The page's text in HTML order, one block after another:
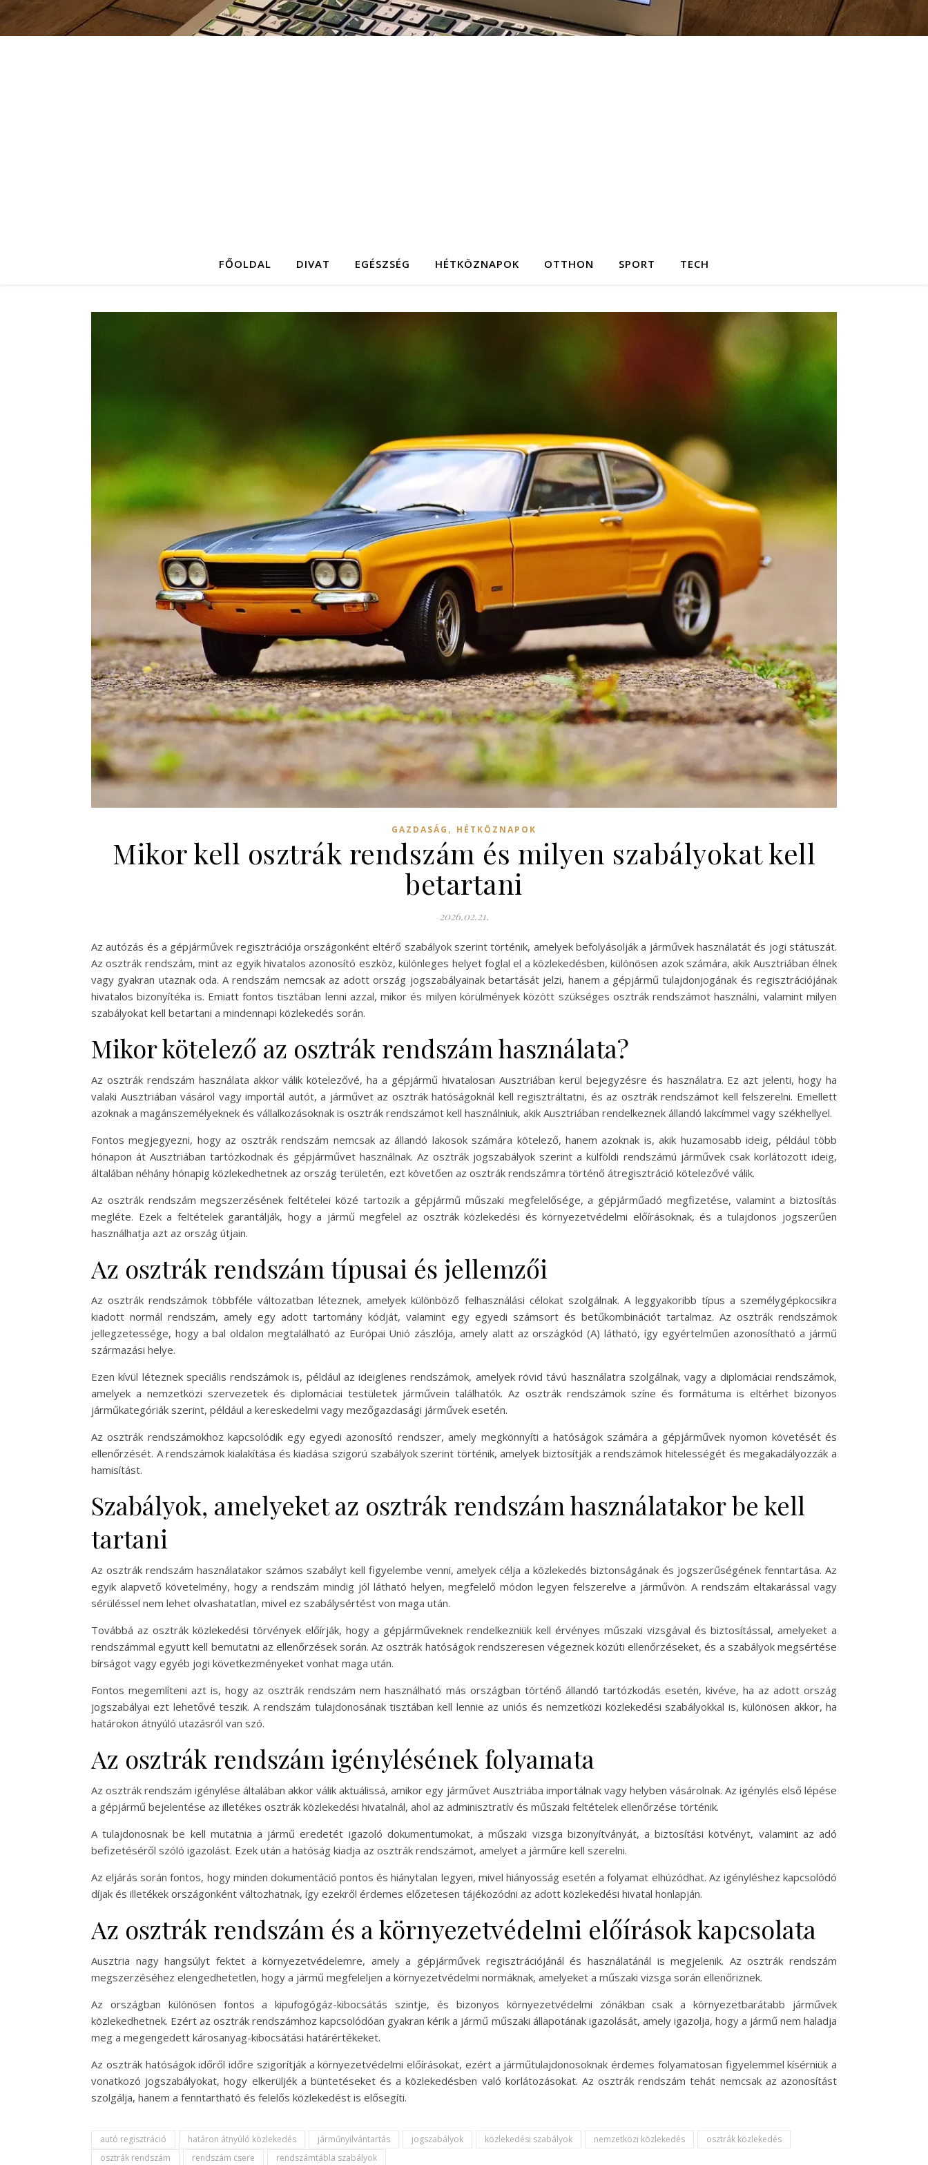
FŐOLDAL DIVAT EGÉSZSÉG HÉTKÖZNAPOK OTTHON SPORT TECH
GAZDASÁG , HÉTKÖZNAPOK
Mikor kell osztrák rendszám és milyen szabályokat kell
betartani
2026.02.21.
Az autózás és a gépjárművek regisztrációja országonként eltérő szabályok szerint történik, amelyek befolyásolják a járművek használatát és jogi státuszát.
Az osztrák rendszám, mint az egyik hivatalos azonosító eszköz, különleges helyet foglal el a közlekedésben, különösen azok számára, akik Ausztriában élnek
vagy gyakran utaznak oda. A rendszám nemcsak az adott ország jogszabályainak betartását jelzi, hanem a gépjármű tulajdonjogának és regisztrációjának
hivatalos bizonyítéka is. Emiatt fontos tisztában lenni azzal, mikor és milyen körülmények között szükséges osztrák rendszámot használni, valamint milyen
szabályokat kell betartani a mindennapi közlekedés során.
Mikor kötelező az osztrák rendszám használata?
Az osztrák rendszám használata akkor válik kötelezővé, ha a gépjármű hivatalosan Ausztriában kerül bejegyzésre és használatra. Ez azt jelenti, hogy ha
valaki Ausztriában vásárol vagy importál autót, a járművet az osztrák hatóságoknál kell regisztráltatni, és az osztrák rendszámot kell felszerelni. Emellett
azoknak a magánszemélyeknek és vállalkozásoknak is osztrák rendszámot kell használniuk, akik Ausztriában rendelkeznek állandó lakcímmel vagy székhellyel.
Fontos megjegyezni, hogy az osztrák rendszám nemcsak az állandó lakosok számára kötelező, hanem azoknak is, akik huzamosabb ideig, például több
hónapon át Ausztriában tartózkodnak és gépjárművet használnak. Az osztrák jogszabályok szerint a külföldi rendszámú járművek csak korlátozott ideig,
általában néhány hónapig közlekedhetnek az ország területén, ezt követően az osztrák rendszámra történő átregisztráció kötelezővé válik.
Az osztrák rendszám megszerzésének feltételei közé tartozik a gépjármű műszaki megfelelősége, a gépjárműadó megfizetése, valamint a biztosítás
megléte. Ezek a feltételek garantálják, hogy a jármű megfelel az osztrák közlekedési és környezetvédelmi előírásoknak, és a tulajdonos jogszerűen
használhatja azt az ország útjain.
Az osztrák rendszám típusai és jellemzői
Az osztrák rendszámok többféle változatban léteznek, amelyek különböző felhasználási célokat szolgálnak. A leggyakoribb típus a személygépkocsikra
kiadott normál rendszám, amely egy adott tartomány kódját, valamint egy egyedi számsort és betűkombinációt tartalmaz. Az osztrák rendszámok
jellegzetessége, hogy a bal oldalon megtalálható az Európai Unió zászlója, amely alatt az országkód (A) látható, így egyértelműen azonosítható a jármű
származási helye.
Ezen kívül léteznek speciális rendszámok is, például az ideiglenes rendszámok, amelyek rövid távú használatra szolgálnak, vagy a diplomáciai rendszámok,
amelyek a nemzetközi szervezetek és diplomáciai testületek járművein találhatók. Az osztrák rendszámok színe és formátuma is eltérhet bizonyos
járműkategóriák szerint, például a kereskedelmi vagy mezőgazdasági járművek esetén.
Az osztrák rendszámokhoz kapcsolódik egy egyedi azonosító rendszer, amely megkönnyíti a hatóságok számára a gépjárművek nyomon követését és
ellenőrzését. A rendszámok kialakítása és kiadása szigorú szabályok szerint történik, amelyek biztosítják a rendszámok hitelességét és megakadályozzák a
hamisítást.
Szabályok, amelyeket az osztrák rendszám használatakor be kell
tartani
Az osztrák rendszám használatakor számos szabályt kell figyelembe venni, amelyek célja a közlekedés biztonságának és jogszerűségének fenntartása. Az
egyik alapvető követelmény, hogy a rendszám mindig jól látható helyen, megfelelő módon legyen felszerelve a járművön. A rendszám eltakarással vagy
sérüléssel nem lehet olvashatatlan, mivel ez szabálysértést von maga után.
Továbbá az osztrák közlekedési törvények előírják, hogy a gépjárműveknek rendelkezniük kell érvényes műszaki vizsgával és biztosítással, amelyeket a
rendszámmal együtt kell bemutatni az ellenőrzések során. Az osztrák hatóságok rendszeresen végeznek közúti ellenőrzéseket, és a szabályok megsértése
bírságot vagy egyéb jogi következményeket vonhat maga után.
Fontos megemlíteni azt is, hogy az osztrák rendszám nem használható más országban történő állandó tartózkodás esetén, kivéve, ha az adott ország
jogszabályai ezt lehetővé teszik. A rendszám tulajdonosának tisztában kell lennie az uniós és nemzetközi közlekedési szabályokkal is, különösen akkor, ha
határokon átnyúló utazásról van szó.
Az osztrák rendszám igénylésének folyamata
Az osztrák rendszám igénylése általában akkor válik aktuálissá, amikor egy járművet Ausztriába importálnak vagy helyben vásárolnak. Az igénylés első lépése
a gépjármű bejelentése az illetékes osztrák közlekedési hivatalnál, ahol az adminisztratív és műszaki feltételek ellenőrzése történik.
A tulajdonosnak be kell mutatnia a jármű eredetét igazoló dokumentumokat, a műszaki vizsga bizonyítványát, a biztosítási kötvényt, valamint az adó
befizetéséről szóló igazolást. Ezek után a hatóság kiadja az osztrák rendszámot, amelyet a járműre kell szerelni.
Az eljárás során fontos, hogy minden dokumentáció pontos és hiánytalan legyen, mivel hiányosság esetén a folyamat elhúzódhat. Az igényléshez kapcsolódó
díjak és illetékek országonként változhatnak, így ezekről érdemes előzetesen tájékozódni az adott közlekedési hivatal honlapján.
Az osztrák rendszám és a környezetvédelmi előírások kapcsolata
Ausztria nagy hangsúlyt fektet a környezetvédelemre, amely a gépjárművek regisztrációjánál és használatánál is megjelenik. Az osztrák rendszám
megszerzéséhez elengedhetetlen, hogy a jármű megfeleljen a környezetvédelmi normáknak, amelyeket a műszaki vizsga során ellenőriznek.
Az országban különösen fontos a kipufogógáz-kibocsátás szintje, és bizonyos környezetvédelmi zónákban csak a környezetbarátabb járművek
közlekedhetnek. Ezért az osztrák rendszámhoz kapcsolódóan gyakran kérik a jármű műszaki állapotának igazolását, amely igazolja, hogy a jármű nem haladja
meg a megengedett károsanyag-kibocsátási határértékeket.
Az osztrák hatóságok időről időre szigorítják a környezetvédelmi előírásokat, ezért a járműtulajdonosoknak érdemes folyamatosan figyelemmel kísérniük a
vonatkozó jogszabályokat, hogy elkerüljék a büntetéseket és a közlekedésben való korlátozásokat. Az osztrák rendszám tehát nemcsak az azonosítást
szolgálja, hanem a fenntartható és felelős közlekedést is elősegíti.
autó regisztráció határon átnyúló közlekedés járműnyilvántartás jogszabályok közlekedési szabályok nemzetközi közlekedés
osztrák közlekedés
osztrák rendszám
rendszám csere rendszámtábla szabályok